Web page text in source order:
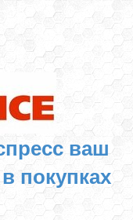
ваш
покупках